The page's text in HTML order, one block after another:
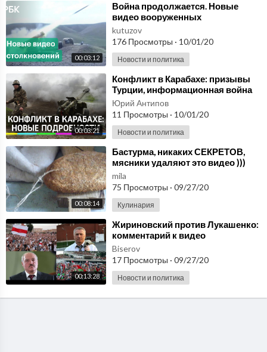
00:03:12
⁣Война продолжается. Новые
видео вооруженных
столкновений армий Армении и
Азербайджана
kutuzov
176 Просмотры · 10/01/20
Новости и политика
00:03:21
⁣Конфликт в Карабахе: призывы
Турции, информационная война
Армении и Азербайджана и новое
видео боёв
Юрий Антипов
11 Просмотры · 10/01/20
Новости и политика
00:08:14
⁣Бастурма, никаких СЕКРЕТОВ,
мясники удаляют это видео )))
mila
75 Просмотры · 09/27/20
Кулинария
00:13:28
⁣Жириновский против Лукашенко:
комментарий к видео
Жириновского у посольства
Беларуси после выборов
Biserov
17 Просмотры · 09/27/20
Новости и политика